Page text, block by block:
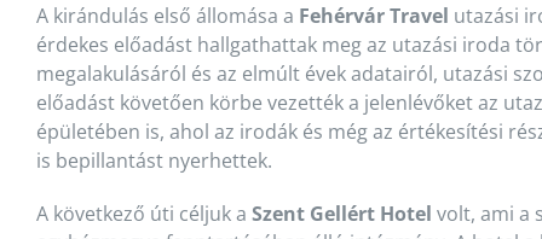
A kirándulás első állomása a Fehérvár Travel utazási
érdekes előadást hallgathattak meg az utazási iroda
megalakulásáról és az elmúlt évek adatairól, utazási
előadást követően körbe vezették a jelenlévőket az
épületében is, ahol az irodák és még az értékesítési
is bepillantást nyerhettek.
A következő úti céljuk a Szent Gellért Hotel volt, ami a